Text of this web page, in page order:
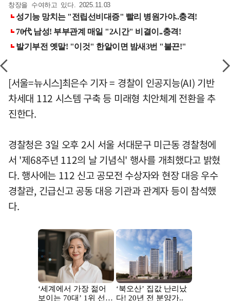
창장을 수여하고 있다. 2025.11.03
[서울=뉴시스]최은수 기자 = 경찰이 인공지능(AI) 기반
차세대 112 시스템 구축 등 미래형 치안체계 전환을 추
진한다.
경찰청은 3일 오후 2시 서울 서대문구 미근동 경찰청에
서 '제68주년 112의 날 기념식' 행사를 개최했다고 밝혔
다. 행사에는 112 신고 공모전 수상자와 현장 대응 우수
경찰관, 긴급신고 공동 대응 기관과 관계자 등이 참석했
다.